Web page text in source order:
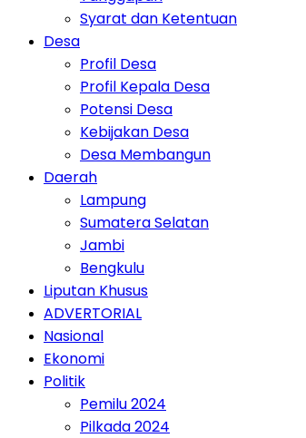
Syarat dan Ketentuan
Desa
Profil Desa
Profil Kepala Desa
Potensi Desa
Kebijakan Desa
Desa Membangun
Daerah
Lampung
Sumatera Selatan
Jambi
Bengkulu
Liputan Khusus
ADVERTORIAL
Nasional
Ekonomi
Politik
Pemilu 2024
Pilkada 2024